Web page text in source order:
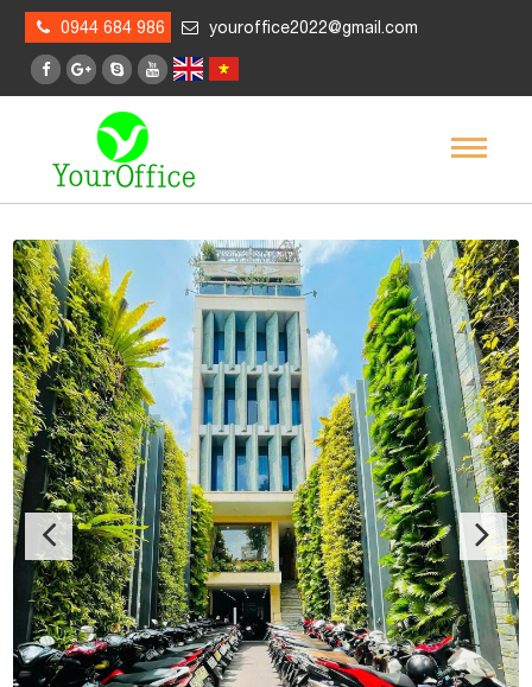
0944 684 986 youroffice2022@gmail.com